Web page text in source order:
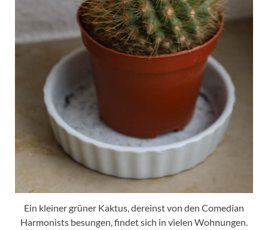
Ein kleiner grüner Kaktus, dereinst von den Comedian
Harmonists besungen, findet sich in vielen Wohnungen.